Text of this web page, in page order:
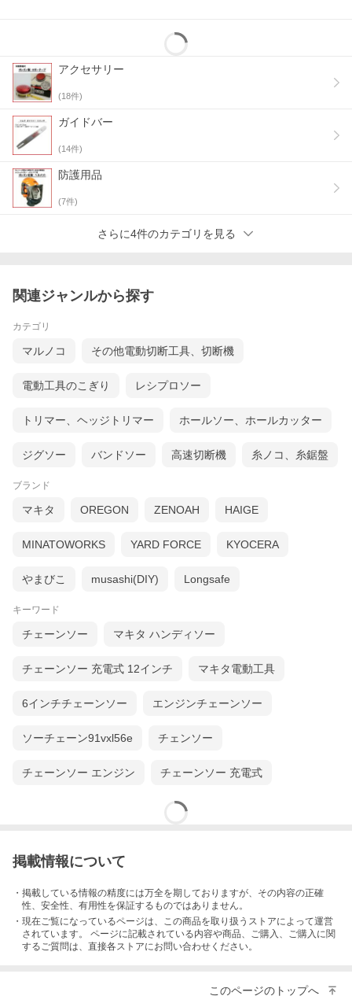
アクセサリー
(18件)
ガイドバー
(14件)
防護用品
(7件)
さらに4件のカテゴリを見る
関連ジャンルから探す
カテゴリ
マルノコ その他電動切断工具、切断機
電動工具のこぎり レシプロソー
トリマー、ヘッジトリマー ホールソー、ホールカッター
ジグソー バンドソー 高速切断機 糸ノコ、糸鋸盤
ブランド
マキタ OREGON ZENOAH HAIGE
MINATOWORKS YARD FORCE KYOCERA
やまびこ musashi(DIY) Longsafe
キーワード
チェーンソー マキタ ハンディソー
チェーンソー 充電式 12インチ マキタ電動工具
6インチチェーンソー エンジンチェーンソー
ソーチェーン91vxl56e チェンソー
チェーンソー エンジン チェーンソー 充電式
掲載情報について
・掲載している情報の精度には万全を期しておりますが、その内容の正確
性、安全性、有用性を保証するものではありません。
・現在ご覧になっているページは、この商品を取り扱うストアによって運営
されています。 ページに記載されている内容や商品、ご購入 、ご購入に関
するご質問は、直接各ストアにお問い合わせください。
このページのトップへ